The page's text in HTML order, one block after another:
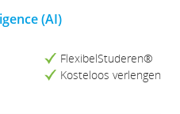
Naam (A-Z)
Prijs (Hoog-Laag)
Studieduur (Kort-Lang)
(AI)
FlexibelStuderen®
Kosteloos verlengen